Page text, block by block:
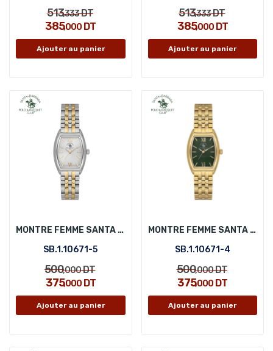
513,333DT
385,000 DT
Ajouter au panier
513,333DT
385,000DT
Ajouter au panier
MONTRE FEMME SANTA BARBARA POLO SB.1.10671-5
SB.1.10671-5
500,000DT
375,000DT
Ajouter au panier
MONTRE FEMME SANTA BARBARA POLO SB.1.10671-4
SB.1.10671-4
500,000DT
375,000 DT
Ajouter au panier